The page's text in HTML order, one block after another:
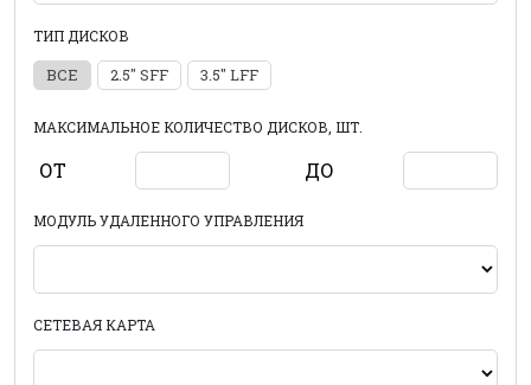
ТИП ДИСКОВ
ВСЕ 2.5" SFF 3.5" LFF
МАКСИМАЛЬНОЕ КОЛИЧЕСТВО ДИСКОВ, ШТ.
ОТ ДО
МОДУЛЬ УДАЛЕННОГО УПРАВЛЕНИЯ
СЕТЕВАЯ КАРТА